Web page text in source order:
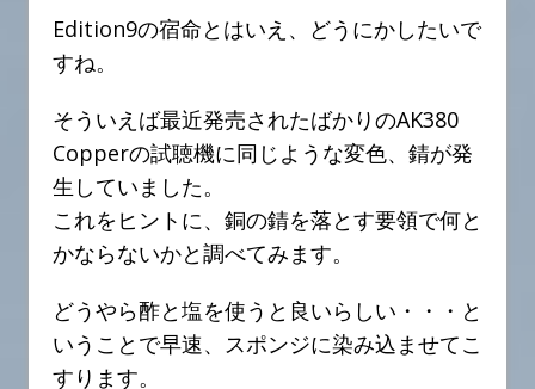
Edition9の宿命とはいえ、どうにかしたいで
すね。
そういえば最近発売されたばかりのAK380
Copperの試聴機に同じような変色、錆が発
生していました。
これをヒントに、銅の錆を落とす要領で何と
かならないかと調べてみます。
どうやら酢と塩を使うと良いらしい・・・と
いうことで早速、スポンジに染み込ませてこ
すります。